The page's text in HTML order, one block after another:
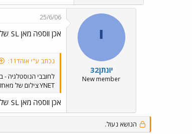
י
יונתן32
New member
25/6/06
אכן ווספה מאן SL של תח"צ
נכתב ע"י אוהד11:
לחובבי
YNET צילום של מאחז בסוף הגאוגרפיה עם אוטובוס של תח"צ ב"ש, אלא אם כן הגיע מדן ונצבע בצבע "מקומי"
אכן ווספה מאן SL של תח"צ
הנושא נעול.